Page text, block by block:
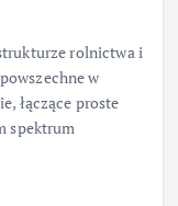
rolnictwa i
w
łączące proste
spektrum